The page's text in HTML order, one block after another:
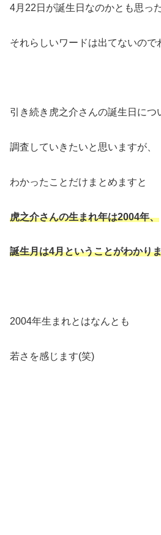
4月22日が誕生日なのかとも思っ
それらしいワードは出てないので
引き続き虎之介さんの誕生日につ
調査していきたいと思いますが、
わかったことだけまとめますと
虎之介さんの生まれ年は2004年、
誕生月は4月ということがわかり
2004年生まれとはなんとも
若さを感じます(笑)